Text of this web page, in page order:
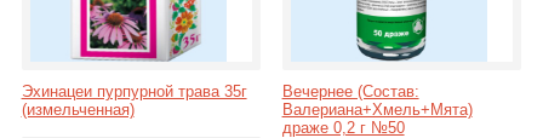
Эхинацеи пурпурной трава 35г
(измельченная)
Вечернее (Состав:
Валериана+Хмель+Мята)
драже 0,2 г №50